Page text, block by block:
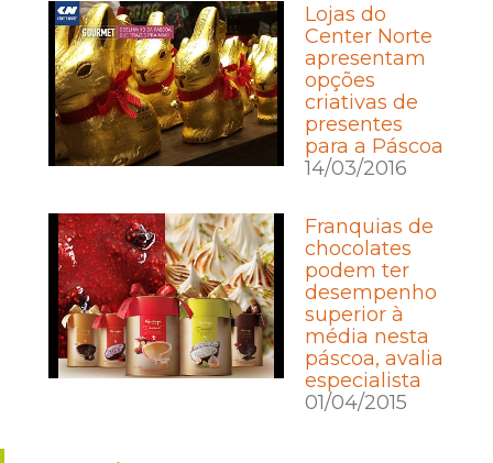
Lojas do
Center Norte
apresentam
opções
criativas de
presentes
para a Páscoa
14/03/2016
Franquias de
chocolates
podem ter
desempenho
superior à
média nesta
páscoa, avalia
especialista
01/04/2015